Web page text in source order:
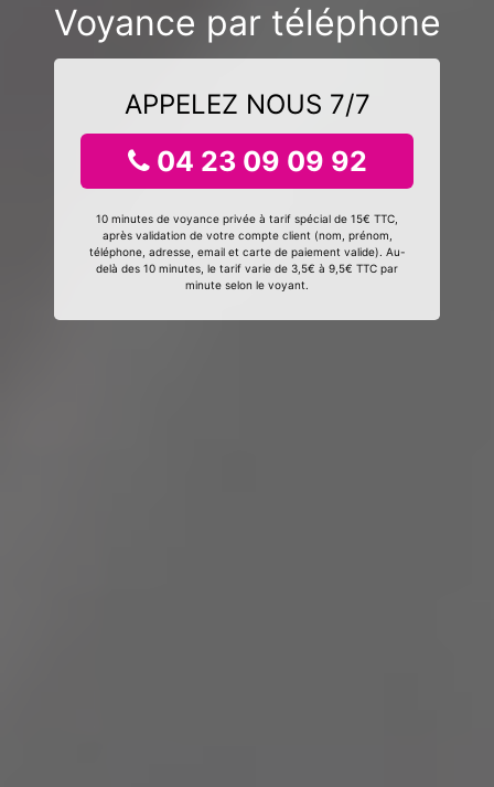
Voyance par téléphone
APPELEZ NOUS 7/7
04 23 09 09 92
10 minutes de voyance privée à tarif spécial de 15€ TTC,
après validation de votre compte client (nom, prénom,
téléphone, adresse, email et carte de paiement valide). Au-
delà des 10 minutes, le tarif varie de 3,5€ à 9,5€ TTC par
minute selon le voyant.